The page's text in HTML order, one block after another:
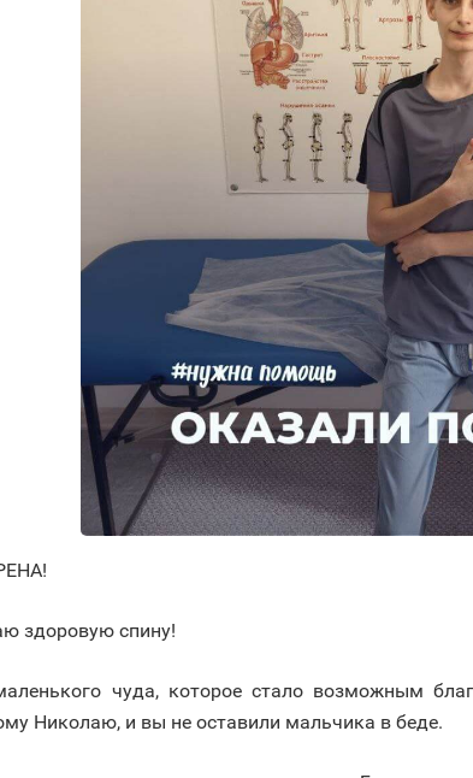
здоровую спину!
чуда, которое стало возможным
Николаю, и вы не оставили мальчика в беде.